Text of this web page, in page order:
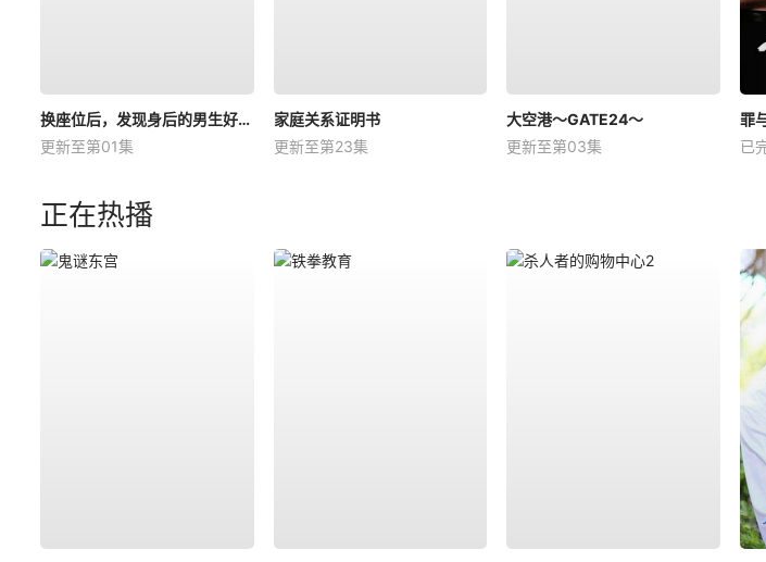
换座位后，发现身后的男生好像喜欢我
更新至第01集
家庭关系证明书
更新至第23集
大空港～GATE24～
更新至第03集
罪
已
正在热播